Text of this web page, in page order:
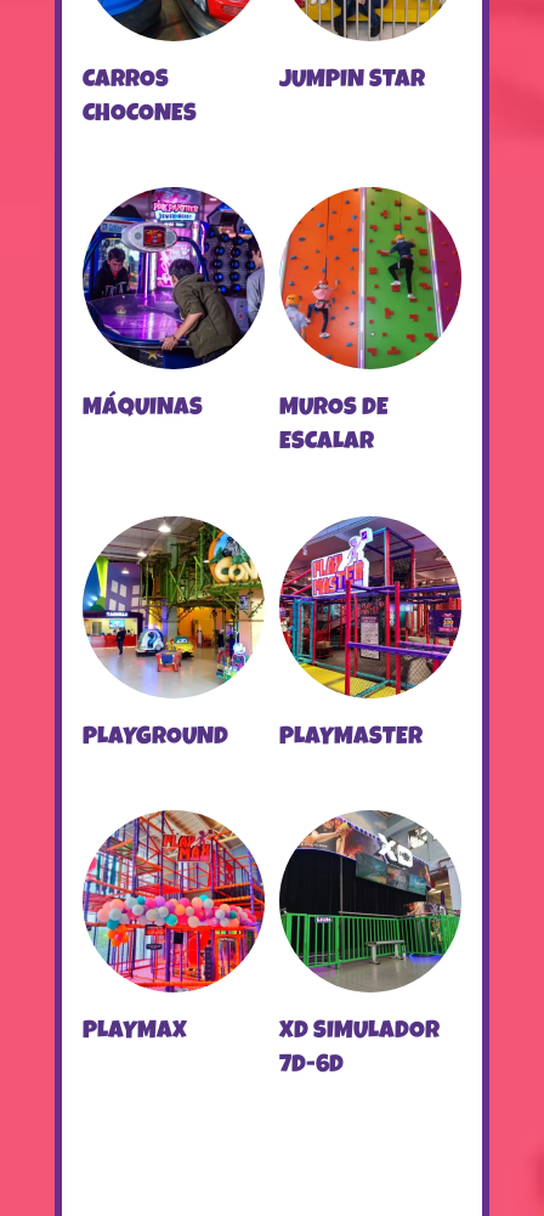
CARROS
CHOCONES
JUMPIN STAR
MÁQUINAS
MUROS DE
ESCALAR
PLAYGROUND PLAYMASTER
PLAYMAX
XD SIMULADOR
7D-6D